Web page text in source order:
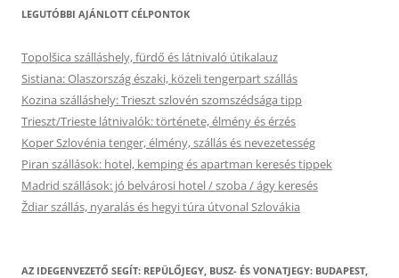
LEGUTÓBBI AJÁNLOTT CÉLPONTOK
Topolšica szálláshely, fürdő és látnivaló útikalauz
Sistiana: Olaszország északi, közeli tengerpart szállás
Kozina szálláshely: Trieszt szlovén szomszédsága tipp
Trieszt/Trieste látnivalók: története, élmény és érzés
Koper Szlovénia tenger, élmény, szállás és nevezetesség
Piran szállások: hotel, kemping és apartman keresés tippek
Madrid szállások: jó belvárosi hotel / szoba / ágy keresés
Ždiar szállás, nyaralás és hegyi túra útvonal Szlovákia
AZ IDEGENVEZETŐ SEGÍT: REPÜLŐJEGY, BUSZ- ÉS VONATJEGY: BUDAPEST,